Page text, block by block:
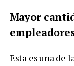
Mayor
Esta es una de